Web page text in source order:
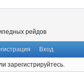
рейдов
Вход
зарегистрируйтесь.